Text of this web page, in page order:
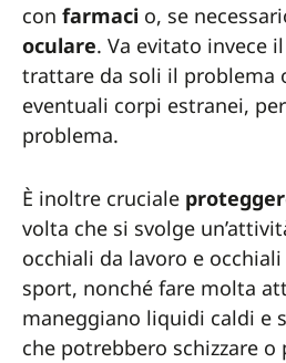
con farmaci o, se
oculare. Va evitato invece
trattare da soli il problema
eventuali corpi estranei,
problema.
È inoltre cruciale
volta che si svolge
occhiali da lavoro e
sport, nonché fare molta
maneggiano liquidi caldi e
che potrebbero schizzare o